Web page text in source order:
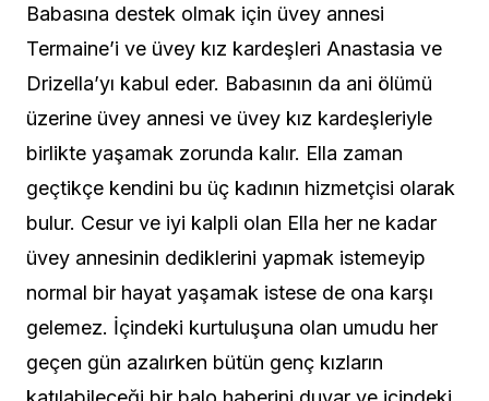
Babasına destek olmak için üvey annesi
Termaine’i ve üvey kız kardeşleri Anastasia ve
Drizella’yı kabul eder. Babasının da ani ölümü
üzerine üvey annesi ve üvey kız kardeşleriyle
birlikte yaşamak zorunda kalır. Ella zaman
geçtikçe kendini bu üç kadının hizmetçisi olarak
bulur. Cesur ve iyi kalpli olan Ella her ne kadar
üvey annesinin dediklerini yapmak istemeyip
normal bir hayat yaşamak istese de ona karşı
gelemez. İçindeki kurtuluşuna olan umudu her
geçen gün azalırken bütün genç kızların